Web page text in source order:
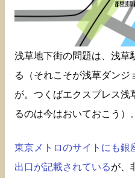
浅草地下街の問題は、浅草
る（それこそが浅草ダン
が。つくばエクスプレス浅
るのは今はおいておこう）。
東京メトロのサイトにも銀
出口が記載されているが、